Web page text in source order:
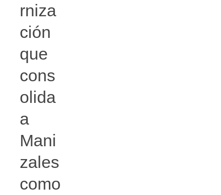
rniza
ción
que
cons
olida
a
Mani
zales
como